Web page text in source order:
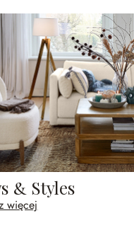
& Styles
więcej